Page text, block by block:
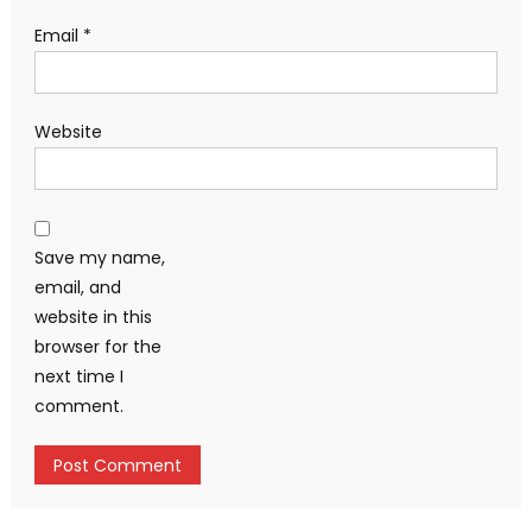
Email *
Website
Save my name,
email, and
website in this
browser for the
next time I
comment.